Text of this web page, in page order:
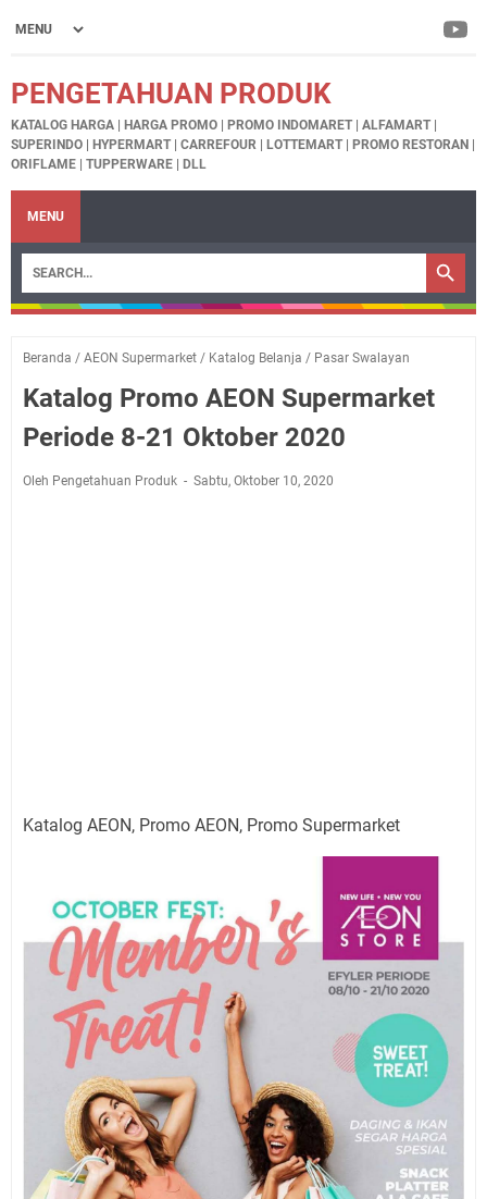
PENGETAHUAN PRODUK
KATALOG HARGA | HARGA PROMO | PROMO INDOMARET | ALFAMART |
SUPERINDO | HYPERMART | CARREFOUR | LOTTEMART | PROMO RESTORAN |
ORIFLAME | TUPPERWARE | DLL
MENU
Beranda / AEON Supermarket / Katalog Belanja / Pasar Swalayan
Katalog Promo AEON Supermarket
Periode 8-21 Oktober 2020
Oleh Pengetahuan Produk Sabtu, Oktober 10, 2020
Katalog AEON, Promo AEON, Promo Supermarket